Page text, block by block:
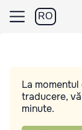
RO
La
traducere,
minute.